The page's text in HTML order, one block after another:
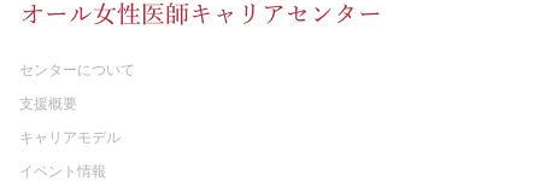
センターについて
支援概要
キャリアモデル
イベント情報